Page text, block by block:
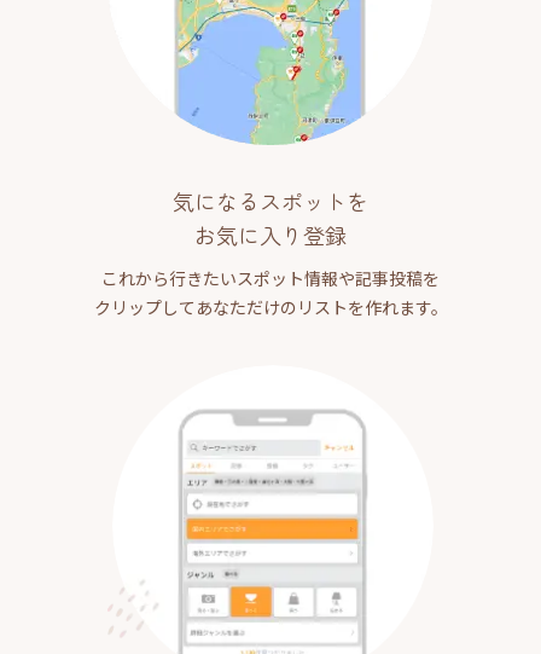
気になるスポットを
お気に入り登録
これから行きたいスポット情報や記事投稿を
クリップしてあなただけのリストを作れます。